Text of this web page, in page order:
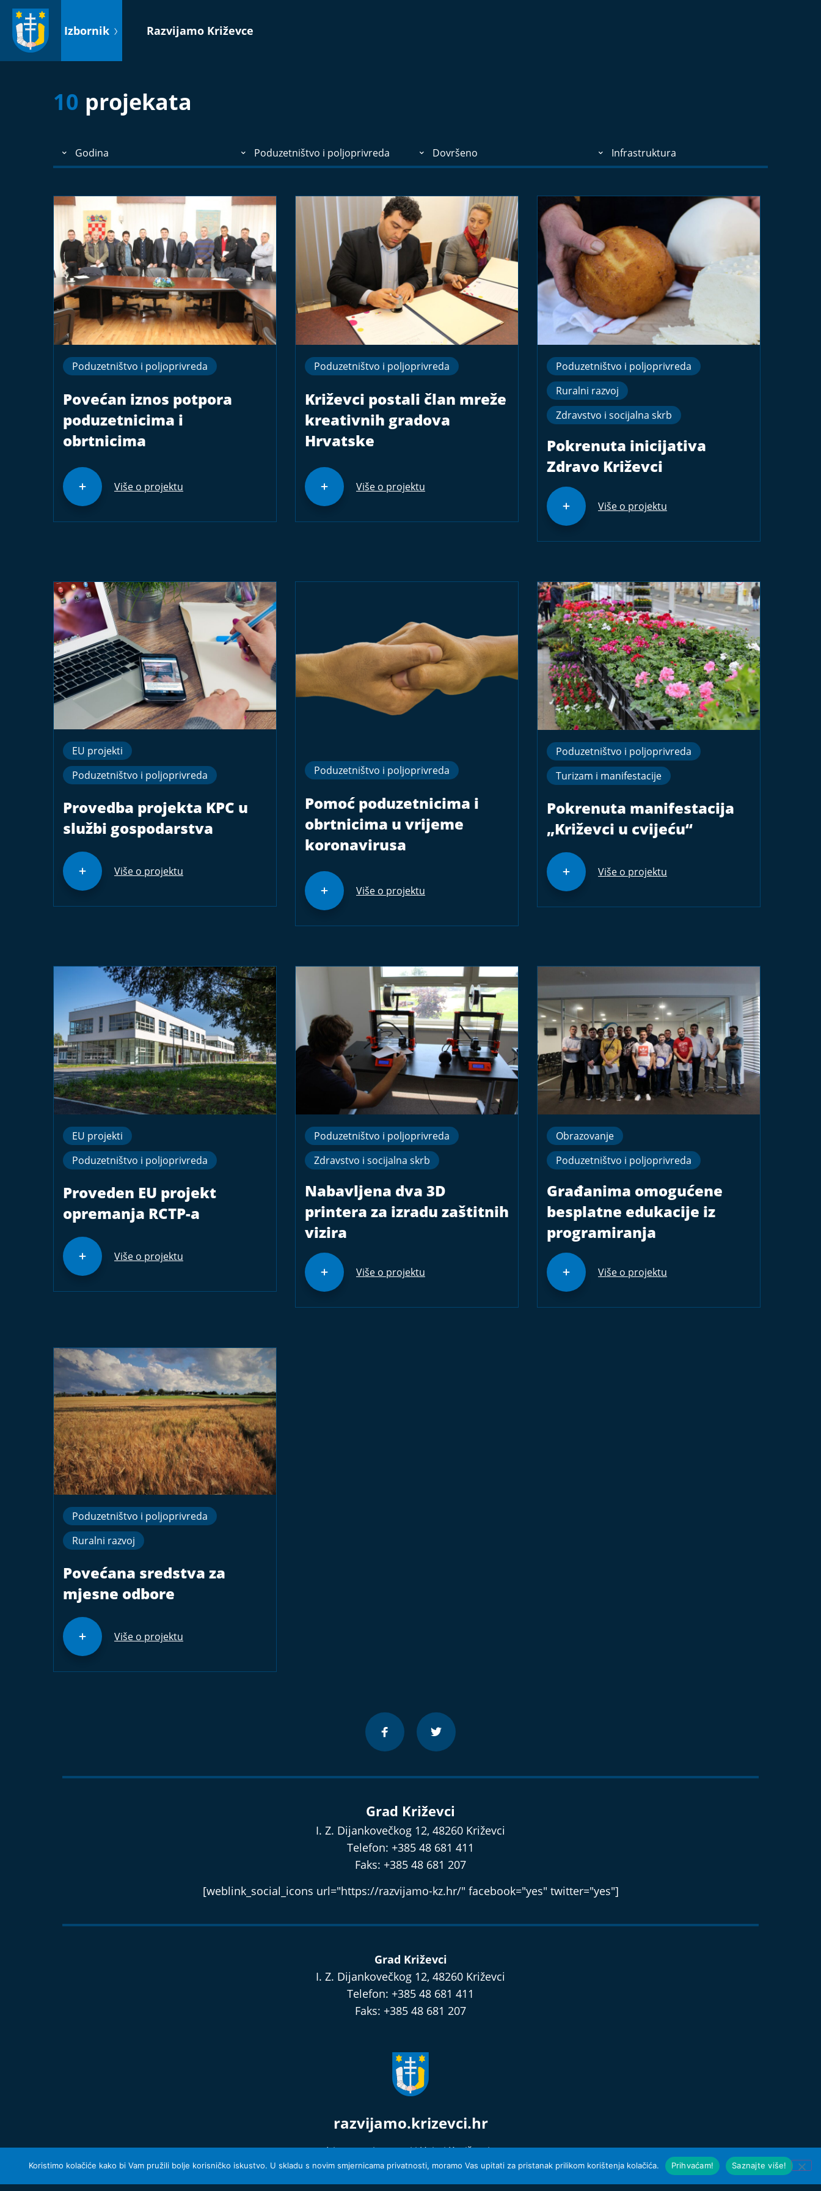
sadržaj
Izbornik Razvijamo Križevce
10 projekata
Godina Poduzetništvo i poljoprivreda Dovršeno Infrastruktura
Poduzetništvo i poljoprivreda
Povećan iznos potpora
poduzetnicima i
obrtnicima
Više o projektu
Poduzetništvo i poljoprivreda
Križevci postali član mreže
kreativnih gradova
Hrvatske
Više o projektu
Poduzetništvo i poljoprivreda
Ruralni razvoj
Zdravstvo i socijalna skrb
Pokrenuta inicijativa
Zdravo Križevci
Više o projektu
EU projekti
Poduzetništvo i poljoprivreda
Provedba projekta KPC u
službi gospodarstva
Više o projektu
Poduzetništvo i poljoprivreda
Pomoć poduzetnicima i
obrtnicima u vrijeme
koronavirusa
Više o projektu
Poduzetništvo i poljoprivreda
Turizam i manifestacije
Pokrenuta manifestacija
„Križevci u cvijeću“
Više o projektu
EU projekti
Poduzetništvo i poljoprivreda
Proveden EU projekt
opremanja RCTP-a
Više o projektu
Poduzetništvo i poljoprivreda
Zdravstvo i socijalna skrb
Nabavljena dva 3D
printera za izradu zaštitnih
vizira
Više o projektu
Obrazovanje
Poduzetništvo i poljoprivreda
Građanima omogućene
besplatne edukacije iz
programiranja
Više o projektu
Poduzetništvo i poljoprivreda
Ruralni razvoj
Povećana sredstva za
mjesne odbore
Više o projektu
Grad Križevci
I. Z. Dijankovečkog 12, 48260 Križevci
Telefon: +385 48 681 411
Faks: +385 48 681 207
[weblink_social_icons url="https://razvijamo-kz.hr/" facebook="yes" twitter="yes"]
Grad Križevci
I. Z. Dijankovečkog 12, 48260 Križevci
Telefon: +385 48 681 411
Faks: +385 48 681 207
razvijamo.krizevci.hr
Izjava o privatnosti i Uvjeti Korištenja
© 2026 Grad Križevci
Koristimo kolačiće kako bi Vam pružili bolje korisničko iskustvo. U skladu s novim smjernicama privatnosti, moramo Vas upitati za pristanak prilikom korištenja kolačića. Prihvaćam! Saznajte više!